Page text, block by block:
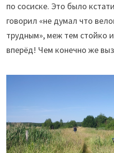
по сосиске. Это было
говорил «не думал что
трудным», меж тем стойко
вперёд! Чем конечно же